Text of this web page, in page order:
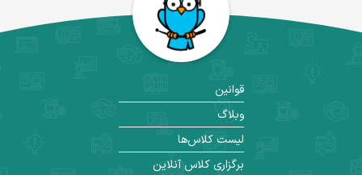
قوانین
وبلاگ
لیست کلاس‌ها
برگزاری کلاس آنلاین